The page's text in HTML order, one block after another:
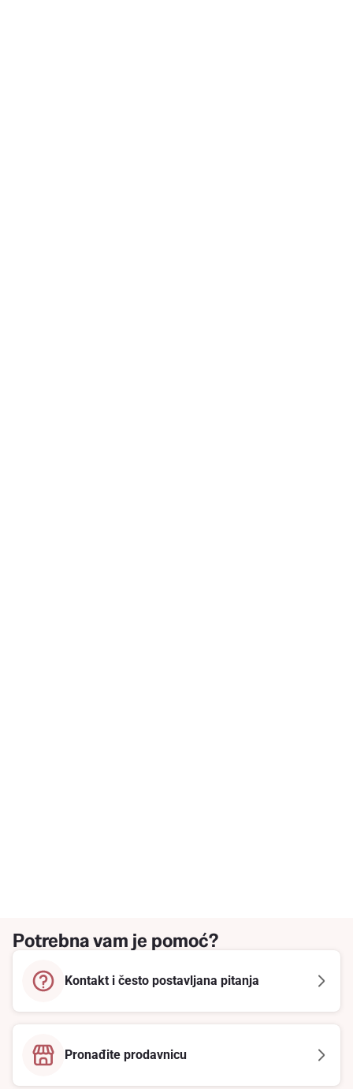
Potrebna vam je pomoć?
Kontakt i često postavljana pitanja
Pronađite prodavnicu